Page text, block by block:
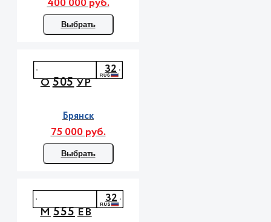
Выбрать
О505УР
32
Брянск
75 000 руб.
Выбрать
М555ЕВ
32